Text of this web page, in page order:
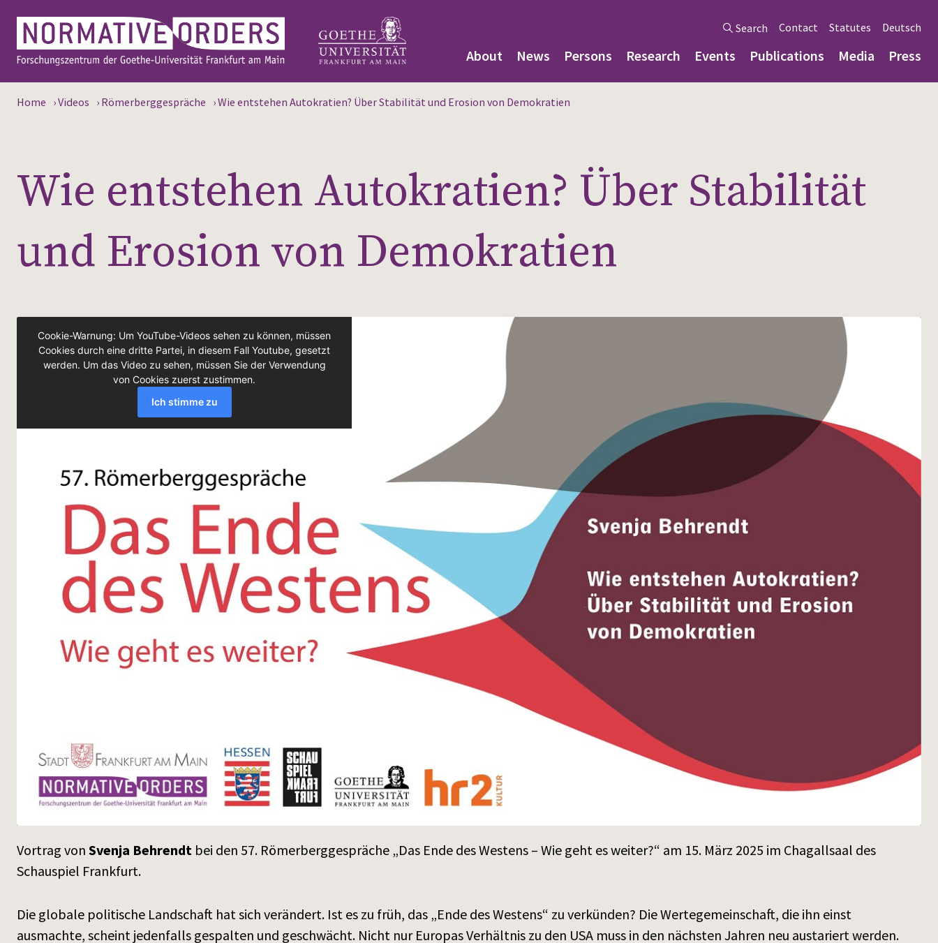
Search Contact Statutes Deutsch
About News Persons Research Events Publications Media Press
Home ›Videos › Römerberggespräche ›Wie entstehen Autokratien? Über Stabilität und Erosion von Demokratien
Wie entstehen Autokratien? Über Stabilität
und Erosion von Demokratien
Vortrag von Svenja Behrendt bei den 57. Römerberggespräche „Das Ende des Westens – Wie geht es weiter?“ am 15. März 2025 im Chagallsaal des
Schauspiel Frankfurt.
Die globale politische Landschaft hat sich verändert. Ist es zu früh, das „Ende des Westens“ zu verkünden? Die Wertegemeinschaft, die ihn einst
ausmachte, scheint jedenfalls gespalten und geschwächt. Nicht nur Europas Verhältnis zu den USA muss in den nächsten Jahren neu austariert werden.